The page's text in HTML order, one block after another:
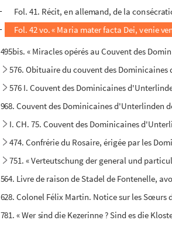
Fol. 41. Récit, en allemand, de la
Fol. 42 vo. « Maria mater facta Dei, venie
495bis. « Miracles opérés au Couvent des
576. Obituaire du couvent des
576 I. Couvent des Dominicaines
968. Couvent des Dominicaines d'Unterlinden
I. CH. 75. Couvent des Dominicaines
474. Confrérie du Rosaire, érigée par les
751. « Verteutschung der general und
564. Livre de raison de Stadel de Fontenelle,
628. Colonel Félix Martin. Notice sur les
781. « Wer sind die Kezerinne ? Sind es die